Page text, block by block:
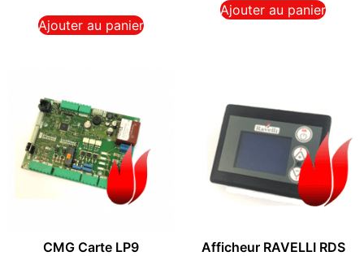
Ajouter au panier
Ajouter au panier
CMG Carte LP9 Afficheur RAVELLI RDS